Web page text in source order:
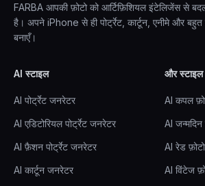
FARBA आपकी फ़ोटो को आर्टिफ़िशियल इंटेलिजेंस से
है। अपने iPhone से ही पोर्ट्रेट, कार्टून, एनीमे और
बनाएँ।
AI स्टाइल
AI पोर्ट्रेट जनरेटर
AI एडिटोरियल पोर्ट्रेट जनरेटर
AI फ़ैशन पोर्ट्रेट जनरेटर
AI कार्टून जनरेटर
और स्टाइल
AI कपल
AI
AI रेड
AI विंटेज